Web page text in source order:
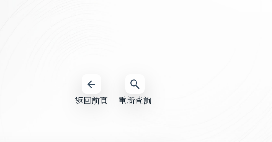
重新查詢
返回前頁